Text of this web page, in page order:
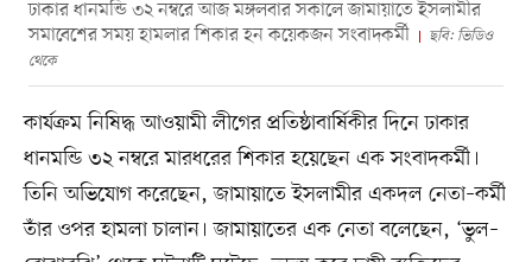
ঢাকার ধানমন্ডি ৩২ নম্বরে আজ মঙ্গলবার সকালে জামায়াতে ইসলামীর
সমাবেশের সময় হামলার শিকার হন কয়েকজন সংবাদকর্মী
ছবি: ভিডিও
থেকে
কার্যক্রম নিষিদ্ধ আওয়ামী লীগের প্রতিষ্ঠাবার্ষিকীর দিনে ঢাকার
ধানমন্ডি ৩২ নম্বরে মারধরের শিকার হয়েছেন এক সংবাদকর্মী।
তিনি অভিযোগ করেছেন, জামায়াতে ইসলামীর একদল নেতা–কর্মী
তাঁর ওপর হামলা চালান। জামায়াতের এক নেতা বলেছেন, ‘ভুল–